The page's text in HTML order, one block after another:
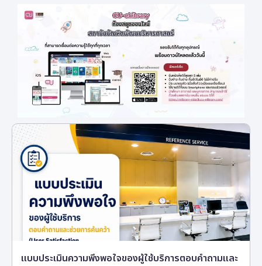
แบบประเมินความพึงพอใจของผู้ใช้บริการตอบคำถามและ